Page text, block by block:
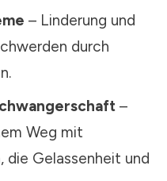
– Linderung und
durch
–
Weg mit
die Gelassenheit und